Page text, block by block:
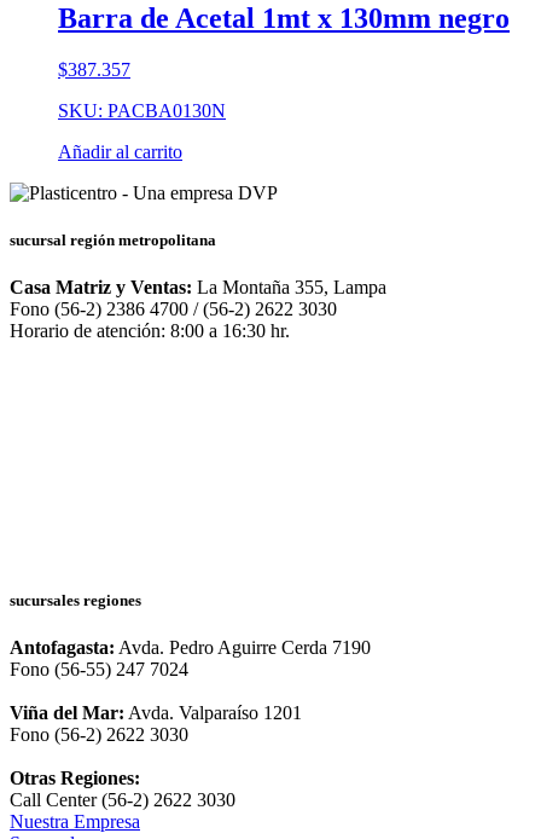
Barra de Acetal 1mt x 130mm negro
$387.357
SKU: PACBA0130N
Añadir al carrito
sucursal región metropolitana
Casa Matriz y Ventas: La Montaña 355, Lampa
Fono (56-2) 2386 4700 / (56-2) 2622 3030
Horario de atención: 8:00 a 16:30 hr.
sucursales regiones
Antofagasta: Avda. Pedro Aguirre Cerda 7190
Fono (56-55) 247 7024
Viña del Mar: Avda. Valparaíso 1201
Fono (56-2) 2622 3030
Otras Regiones:
Call Center (56-2) 2622 3030
Nuestra Empresa